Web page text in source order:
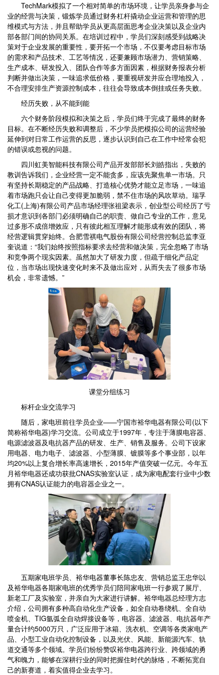
TechMark模拟了一个相对简单的市场环境，让学员亲身参与企
业的经营与决策，锻炼学员通过财务杠杆撬动企业运营和管理的思
维模式与方法，并且帮助学员从更高层面思考企业决策以及企业内
部各部门间的协同关系。在培训过程中，学员们深刻感受到战略决
策对于企业发展的重要性，要开拓一个市场，不仅要考虑目标市场
的需求和产品技术、工艺等情况，还要兼顾市场潜力、营销策略、
生产成本、研发投入、团队合作等多方面因素，根据财务报表分析
判断并做出决策，一味追求低价格，要重视研发并应合理地投入，
不合理安排生产资源控制成本，往往会导致成本倒挂或任务失败。
经历失败，从不能到能
六个财务阶段模拟和决策之后，学员们终于完成了最终的财务
目标。在不断经历失败和调整后，不少学员把模拟公司的运营经验
延伸到对日常工作运营的反思，逐步认识到自己在工作中经常会犯
的错误或忽视的问题。
四川虹美智能科技有限公司产品开发部部长刘皓指出，失败的
教训告诉我们，企业经营一定不能贪多，应该先聚焦单一市场。只
有坚持长期稳定的产品战略、打造核心优势才能立足市场，一味追
着市场跑只会让自己变得更加脆弱，禁不住市场的风吹草动。瑞孚
化工(上海)有限公司产品市场经理张祖梁表示，创业型公司经历了亏
损才意识到各部门必须明确自己的职责、做自己专业的工作，意见
过多形不成倍增效应，只有彼此相互理解才能形成有效的团队，将
经营逻辑贯穿始终。合肥雪祺电气股份有限公司经营控制总监李亚
奎说道：“我们始终按照指标要求去经营和做决策，完全忽略了市场
和竞争两个现实因素。虽然加大了研发力度，但疏于细化产品定
位，当市场出现快速变化时来不及做出应对，从而失去了很多市场
机会，非常遗憾。”
课堂分组练习
标杆企业交流学习
随后，家电班前往学员企业——宁国市裕华电器有限公司(以下
简称裕华电器)学习交流。公司成立于1997年，专注于薄膜电容器、
电源滤波器及电抗器产品的研发、生产、销售及服务。公司下设家
用电器、电力电子、滤波器、小型薄膜、镀膜等多个事业部，以年
均20%以上复合增长率高速增长，2015年产值突破一亿元。今年五
月裕华电器还成功获批CNAS实验室认证，成为家电配套行业中少数
拥有CNAS认证能力的电容器企业之一。
五期家电班学员、裕华电器董事长陈忠友、营销总监王忠华以
及裕华电器各期家电班的优秀学员们陪同家电班一行参观了展厅、
新老工厂及实验室，并亲自为大家进行讲解。裕华电器总经理方志
介绍，公司拥有多种高自动化生产设备，如全自动卷绕机、全自动
喷金机、TIG氩弧全自动焊接设备等，电容器、滤波器、电抗器年产
量合计约5000万只，广泛应用于冰箱、洗衣机、空调等各类家电产
品、小型工业自动化控制设备，以及光伏、风能、新能源汽车、轨
道交通等多个领域。学员们纷纷赞叹裕华电器跨行业、跨领域的勇
气和魄力，能够在深耕行业的同时把握住时代的脉络，不断拓宽自
己的新赛道，着实值得企业去学习。